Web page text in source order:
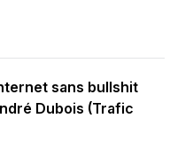
sans bullshit
Dubois (Trafic